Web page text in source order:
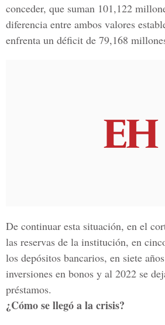
conceder, que suman 101,122
diferencia entre ambos valores
enfrenta un déficit de 79,168
De continuar esta situación, en el
las reservas de la institución, en
los depósitos bancarios, en siete
inversiones en bonos y al 2022 se
préstamos.
¿Cómo se llegó a la crisis?